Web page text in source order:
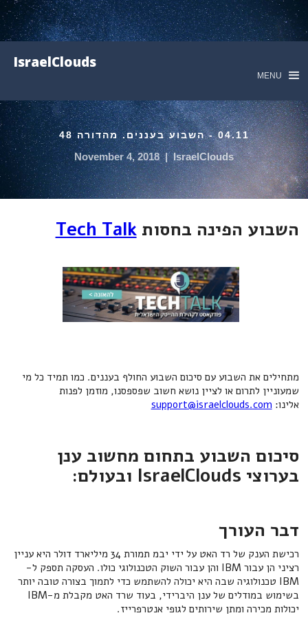
IsraelClouds
MENU
04.11 - השבוע בעננים. מהדורה 48
IsraelClouds
|
November 4, 2018
השבוע הפינה בחסותTech Talk
מתחילים את השבוע עם סיכום השבוע החולף בעננים. כמו תמיד כל מי
שמעוניין לתרום או לציין נושא חשוב שפספסנו, מוזמן לפנות
אלינו: support@israelclouds.com
סיכום השבוע בתחום מחשוב ענן
בערוצי IsraelClouds ובעולם:
דבר העורך
רכישת הענק של רד האט על ידי יבמ תמורת 34 מיליארד דולר היא עניין
רציני הן עבור IBM והן עבור השוק הטכנולוגי כולו. העסקה תספק ל-
IBM טכנולוגיה שבה היא יכולה להשתמש כדי לתמוך בצורה טובה יותר
בשימוש במודלים של ענן היברידי, בעוד שרד האט מקבלת מ-IBM
יכולות מכירה ומתן שירותים לגופי אנטרפרייז.